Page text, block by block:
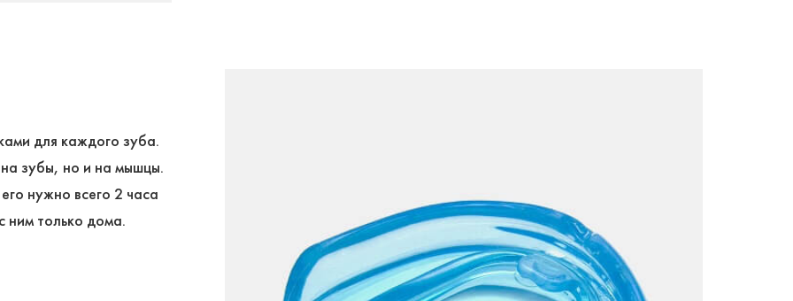
для каждого зуба.
на зубы, но и на мышцы.
нужно всего 2 часа
ним только дома.